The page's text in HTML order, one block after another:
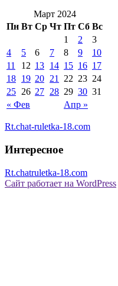
Март 2024
Пн Вт Ср Чт Пт Сб Вс
« Фев Апр »
1 2
3
4
5 6 7 8 9
10
11
12 13 14 15 16 17
18 19 20 21 22 23 24
25 26 27 28 29 30 31
Rt.chat-ruletka-18.com
Интересное
Rt.chatruletka-18.com
Сайт работает на WordPress